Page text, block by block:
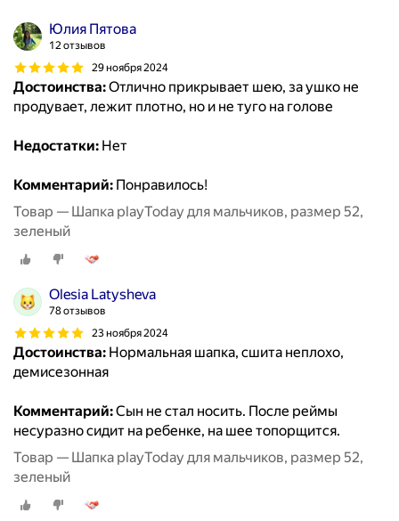
Юлия Пятова
12 отзывов
29 ноября 2024
Достоинства:Отлично прикрывает шею, за ушко не
продувает, лежит плотно, но и не туго на голове
Недостатки: Нет
Комментарий: Понравилось!
Товар — Шапка playToday для мальчиков, размер 52,
зеленый
Olesia Latysheva
78 отзывов
23 ноября 2024
Достоинства: Нормальная шапка, сшита неплохо,
демисезонная
Комментарий:Сын не стал носить. После реймы
несуразно сидит на ребенке, на шее топорщится.
Товар — Шапка playToday для мальчиков, размер 52,
зеленый